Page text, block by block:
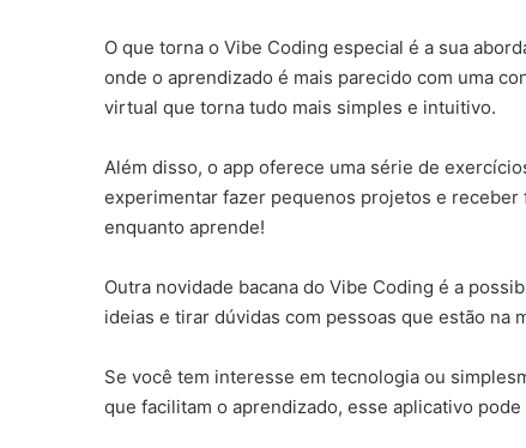
O que torna o Vibe Coding especial é a sua
onde o aprendizado é mais parecido com uma
virtual que torna tudo mais simples e intuitivo.
Além disso, o app oferece uma série de
experimentar fazer pequenos projetos e
enquanto aprende!
Outra novidade bacana do Vibe Coding é a
ideias e tirar dúvidas com pessoas que estão na
Se você tem interesse em tecnologia ou
que facilitam o aprendizado, esse aplicativo